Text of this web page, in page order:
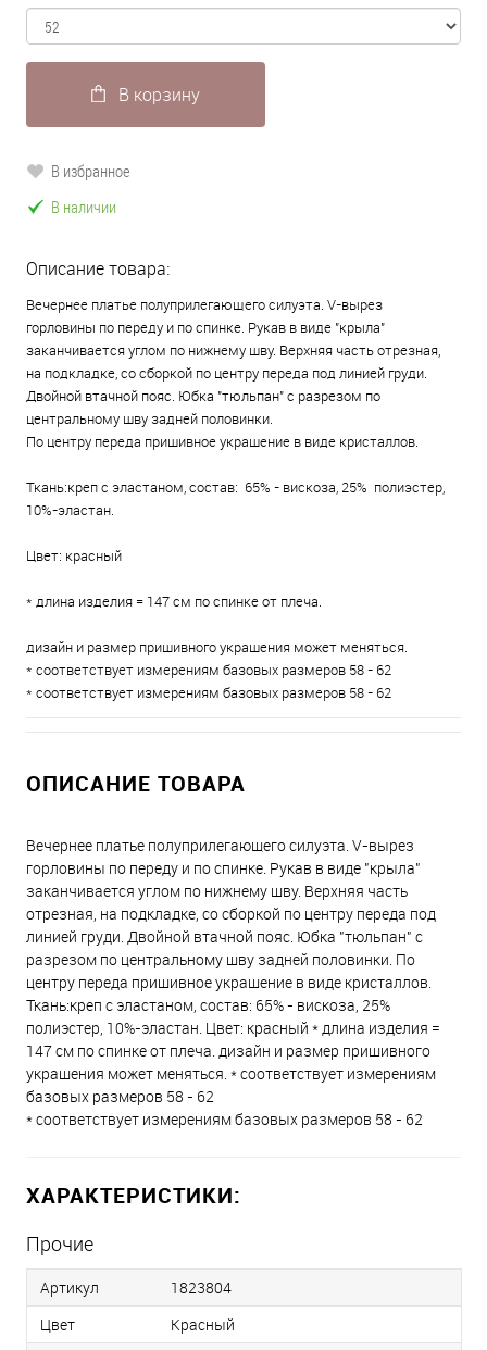
В корзину
В избранное
В наличии
Описание товара:
Вечернее платье полуприлегающего силуэта. V-вырез
горловины по переду и по спинке. Рукав в виде "крыла"
заканчивается углом по нижнему шву. Верхняя часть отрезная,
на подкладке, со сборкой по центру переда под линией груди.
Двойной втачной пояс. Юбка "тюльпан" с разрезом по
центральному шву задней половинки.
По центру переда пришивное украшение в виде кристаллов.
Ткань:креп с эластаном, состав: 65% - вискоза, 25% полиэстер,
10%-эластан.
Цвет: красный
* длина изделия = 147 см по спинке от плеча.
дизайн и размер пришивного украшения может меняться.
* соответствует измерениям базовых размеров 58 - 62
* соответствует измерениям базовых размеров 58 - 62
ОПИСАНИЕ ТОВАРА
Вечернее платье полуприлегающего силуэта. V-вырез
горловины по переду и по спинке. Рукав в виде "крыла"
заканчивается углом по нижнему шву. Верхняя часть
отрезная, на подкладке, со сборкой по центру переда под
линией груди. Двойной втачной пояс. Юбка "тюльпан" с
разрезом по центральному шву задней половинки. По
центру переда пришивное украшение в виде кристаллов.
Ткань:креп с эластаном, состав: 65% - вискоза, 25%
полиэстер, 10%-эластан. Цвет: красный * длина изделия =
147 см по спинке от плеча. дизайн и размер пришивного
украшения может меняться. * соответствует измерениям
базовых размеров 58 - 62
* соответствует измерениям базовых размеров 58 - 62
ХАРАКТЕРИСТИКИ:
Прочие
Артикул
1823804
Цвет
Красный